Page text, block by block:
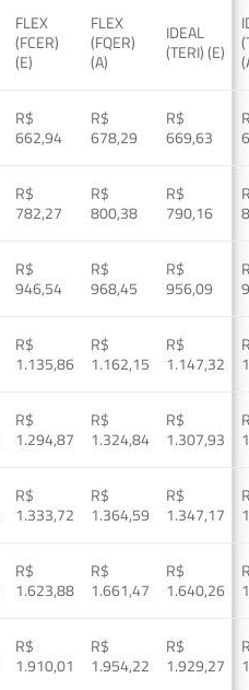
FLEX
(FCER)
(E)
FLEX
(FQER)
(A)
IDEAL
(TERI) (E)
R$
662,94
R$
678,29
R$
669,63
R$
782,27
R$
800,38
R$
790,16
R$
946,54
R$
968,45
R$
956,09
R$
1.135,86
R$
1.162,15
R$
1.147,32
R$
1.294,87
R$
1.324,84
R$
1.307,93
R$
1.333,72
R$
1.364,59
R$
1.347,17
R$
1.623,88
R$
1.661,47
R$
1.640,26
R$
1.910,01
R$
1.954,22
R$
1.929,27